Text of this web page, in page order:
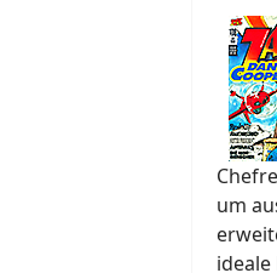
um